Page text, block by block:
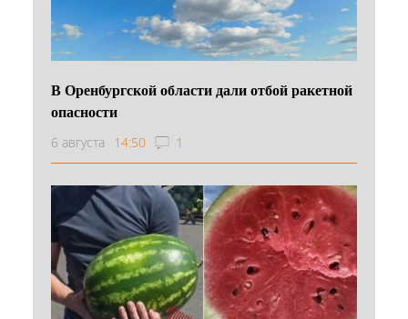
В Оренбургской области дали отбой ракетной
опасности
6 августа 14:50 1